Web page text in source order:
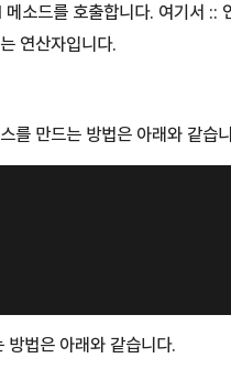
소드를 호출합니다. 여기서 ::
연산자입니다.
를 만드는 방법은 아래와 같습
방법은 아래와 같습니다.